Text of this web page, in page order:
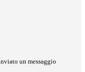
un messaggio